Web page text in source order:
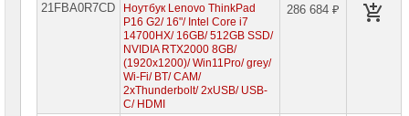
21FBA0R7CD
Ноутбук Lenovo ThinkPad
P16 G2/ 16"/ Intel Core i7
14700HX/ 16GB/ 512GB SSD/
NVIDIA RTX2000 8GB/
(1920x1200)/ Win11Pro/ grey/
Wi-Fi/ BT/ CAM/
2xThunderbolt/ 2xUSB/ USB-
C/ HDMI
286 684 ₽